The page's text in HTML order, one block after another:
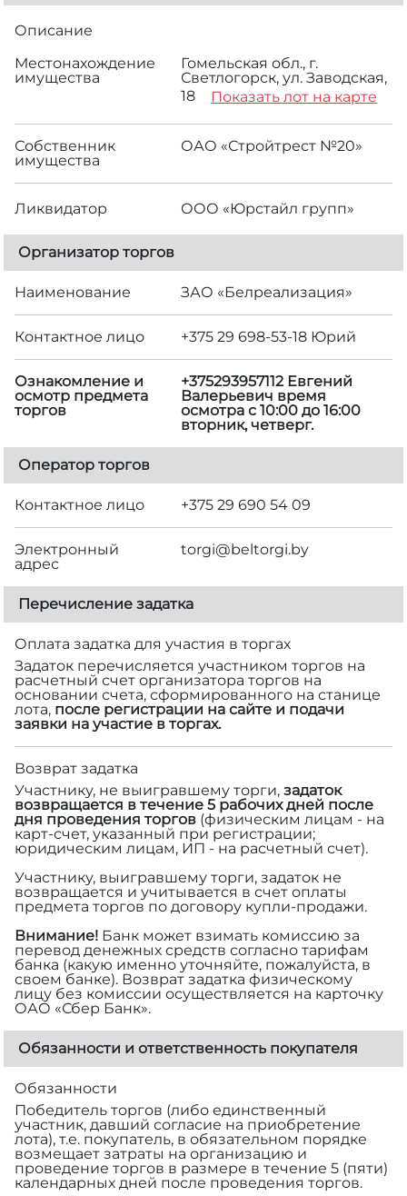
Описание
Местонахождение
имущества
Гомельская обл., г.
Светлогорск, ул. Заводская,
18
Показать лот на карте
Собственник
имущества
ОАО «Стройтрест №20»
Ликвидатор ООО «Юрстайл групп»
Организатор торгов
Наименование ЗАО «Белреализация»
Контактное лицо +375 29 698-53-18 Юрий
Ознакомление и
осмотр предмета
торгов
+375293957112 Евгений
Валерьевич время
осмотра с 10:00 до 16:00
вторник, четверг.
Оператор торгов
Контактное лицо +375 29 690 54 09
Электронный
адрес
torgi@beltorgi.by
Перечисление задатка
Оплата задатка для участия в торгах
Задаток перечисляется участником торгов на
расчетный счет организатора торгов на
основании счета, сформированного на станице
лота, после регистрации на сайте и подачи
заявки на участие в торгах.
Возврат задатка
Участнику, не выигравшему торги, задаток
возвращается в течение 5 рабочих дней после
дня проведения торгов (физическим лицам - на
карт-счет, указанный при регистрации;
юридическим лицам, ИП - на расчетный счет).
Участнику, выигравшему торги, задаток не
возвращается и учитывается в счет оплаты
предмета торгов по договору купли-продажи.
Внимание! Банк может взимать комиссию за
перевод денежных средств согласно тарифам
банка (какую именно уточняйте, пожалуйста, в
своем банке). Возврат задатка физическому
лицу без комиссии осуществляется на карточку
ОАО «Сбер Банк».
Обязанности и ответственность покупателя
Обязанности
Победитель торгов (либо единственный
участник, давший согласие на приобретение
лота), т.е. покупатель, в обязательном порядке
возмещает затраты на организацию и
проведение торгов в размере в течение 5 (пяти)
календарных дней после проведения торгов.